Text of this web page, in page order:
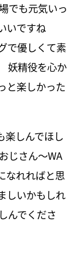
でも元気いっ
いですね
で優しくて素
妖精役を心か
と楽しかった
楽しんでほし
じさん～WA
なれればと思
しいかもしれ
んでくださ